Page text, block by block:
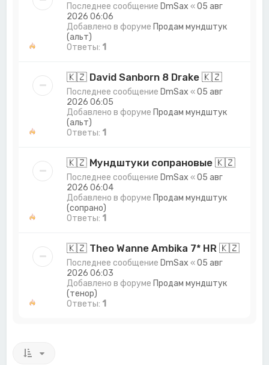
Последнее сообщение DmSax «05 авг
2026 06:06
Добавлено в форуме Продам мундштук
(альт)
Ответы: 1
🇰🇿 David Sanborn 8 Drake 🇰🇿
Последнее сообщение DmSax «05 авг
2026 06:05
Добавлено в форуме Продам мундштук
(альт)
Ответы: 1
🇰🇿 Мундштуки сопрановые 🇰🇿
Последнее сообщение DmSax «05 авг
2026 06:04
Добавлено в форуме Продам мундштук
(сопрано)
Ответы: 1
🇰🇿 Theo Wanne Ambika 7* HR 🇰🇿
Последнее сообщение DmSax «05 авг
2026 06:03
Добавлено в форуме Продам мундштук
(тенор)
Ответы: 1